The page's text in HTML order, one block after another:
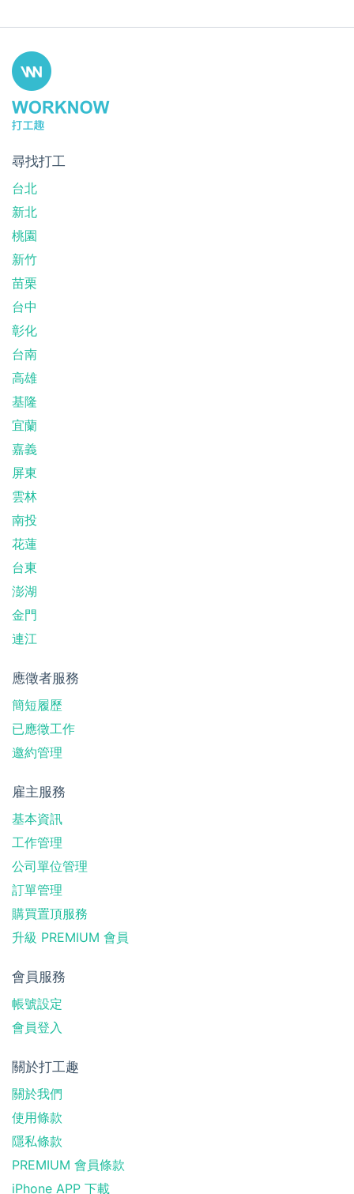
尋找打工
台北
新北
桃園
新竹
苗栗
台中
彰化
台南
高雄
基隆
宜蘭
嘉義
屏東
雲林
南投
花蓮
台東
澎湖
金門
連江
應徵者服務
簡短履歷
已應徵工作
邀約管理
雇主服務
基本資訊
工作管理
公司單位管理
訂單管理
購買置頂服務
升級 PREMIUM 會員
會員服務
帳號設定
會員登入
關於打工趣
關於我們
使用條款
隱私條款
PREMIUM 會員條款
iPhone APP 下載